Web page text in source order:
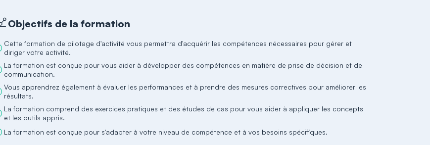
Objectifs de la formation
Cette formation de pilotage d'activité vous permettra d'acquérir les compétences nécessaires pour gérer et
diriger votre activité.
La formation est conçue pour vous aider à développer des compétences en matière de prise de décision et de
communication.
Vous apprendrez également à évaluer les performances et à prendre des mesures correctives pour améliorer les
résultats.
La formation comprend des exercices pratiques et des études de cas pour vous aider à appliquer les concepts
et les outils appris.
La formation est conçue pour s'adapter à votre niveau de compétence et à vos besoins spécifiques.